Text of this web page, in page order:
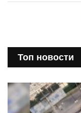
Топ новости